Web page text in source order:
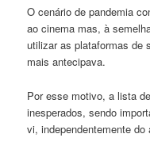
O cenário de pandemia
ao cinema mas, à
utilizar as plataformas de
mais antecipava.
Por esse motivo, a lista
inesperados, sendo
vi, independentemente do